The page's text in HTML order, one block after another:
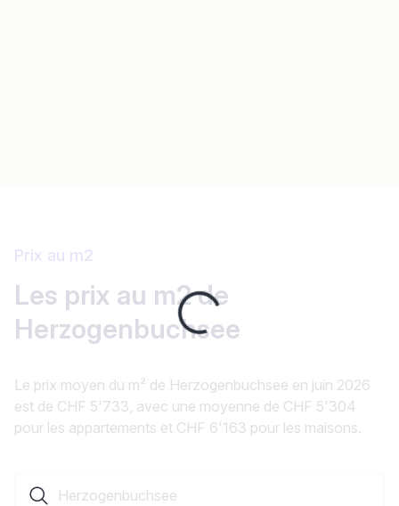
Loading...
Prix au m2
Les prix au m2 de
Herzogenbuchsee
Le prix moyen du m² de Herzogenbuchsee en juin 2026
est de CHF 5'733, avec une moyenne de CHF 5'304
pour les appartements et CHF 6'163 pour les maisons.